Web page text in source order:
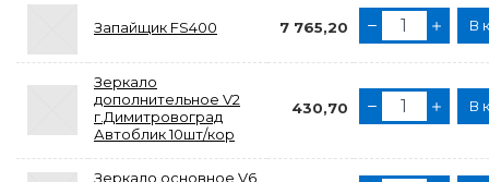
Запайщик FS400 7 765,20 В
Зеркало
дополнительное V2
г.Димитровоград
Автоблик 10шт/кор
430,70 В
Зеркало основное V6